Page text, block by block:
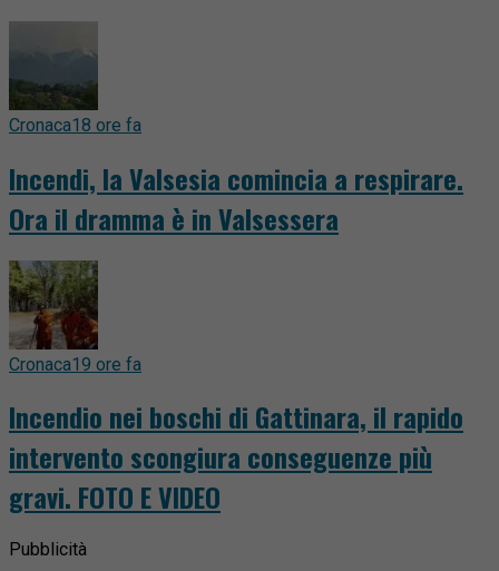
Cronaca18 ore fa
Incendi, la Valsesia comincia a respirare.
Ora il dramma è in Valsessera
Cronaca19 ore fa
Incendio nei boschi di Gattinara, il rapido
intervento scongiura conseguenze più
gravi. FOTO E VIDEO
Pubblicità